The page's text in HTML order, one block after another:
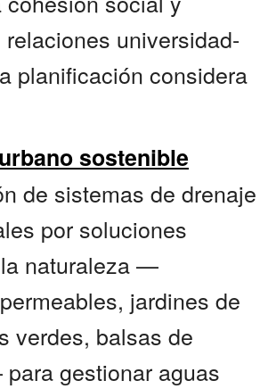
universidad-
planificación considera
sostenible
de sistemas de drenaje
por soluciones
naturaleza —
jardines de
verdes, balsas de
gestionar aguas